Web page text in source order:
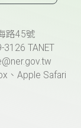
路45號
TANET
、Apple Safari